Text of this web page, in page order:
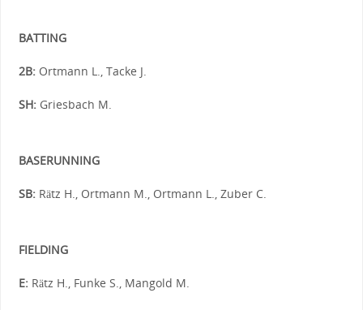
BATTING
2B:Ortmann L., Tacke J.
SH:Griesbach M.
BASERUNNING
SB:Rätz H., Ortmann M., Ortmann L., Zuber C.
FIELDING
E:Rätz H., Funke S., Mangold M.